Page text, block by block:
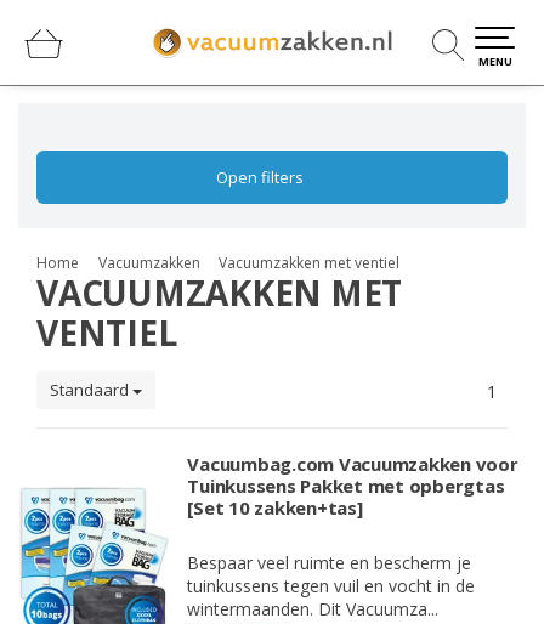
MENU
Open filters
Home Vacuumzakken Vacuumzakken met ventiel
VACUUMZAKKEN MET
VENTIEL
Standaard 1
Vacuumbag.com Vacuumzakken voor
Tuinkussens Pakket met opbergtas
[Set 10 zakken+tas]
Bespaar veel ruimte en bescherm je
tuinkussens tegen vuil en vocht in de
wintermaanden. Dit Vacuumza...